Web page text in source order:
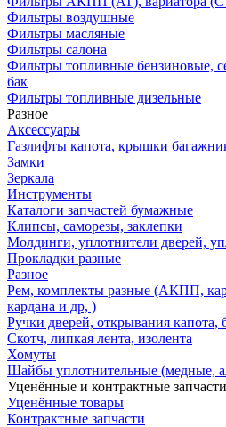
Фильтры воздушные
Фильтры масляные
Фильтры салона
Фильтры топливные бензиновые,
бак
Фильтры топливные дизельные
Разное
Аксесcуары
Газлифты капота, крышки
Замки
Зеркала
Инструменты
Каталоги запчастей бумажные
Клипсы, саморезы, заклепки
Молдинги, уплотнители дверей,
Прокладки разные
Разное
Рем, комплекты разные (АКПП,
кардана и др, )
Ручки дверей, открывания капота,
Скотч, липкая лента, изолента
Хомуты
Шайбы уплотнительные (медные,
Уценённые и контрактные запчасти
Уценённые товары
Контрактные запчасти